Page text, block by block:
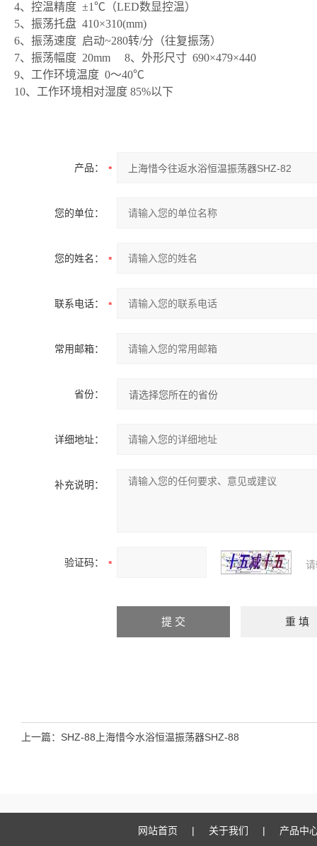
4、控温精度 ±1℃（LED数显控温）
5、振荡托盘 410×310(mm)
6、振荡速度 启动~280转/分（往复振荡）
7、振荡幅度 20mm 8、外形尺寸 690×479×440
9、工作环境温度 0～40℃
10、工作环境相对湿度 85%以下
产品：
您的单位：
您的姓名：
联系电话：
常用邮箱：
省份：
详细地址：
补充说明：
验证码：
上一篇： SHZ-88上海惜今水浴恒温振荡器SHZ-88
网站首页 | 关于我们 | 产品中